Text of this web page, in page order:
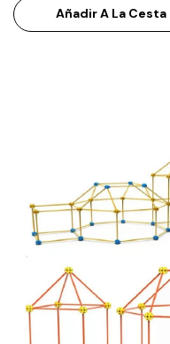
Añadir A La Cesta